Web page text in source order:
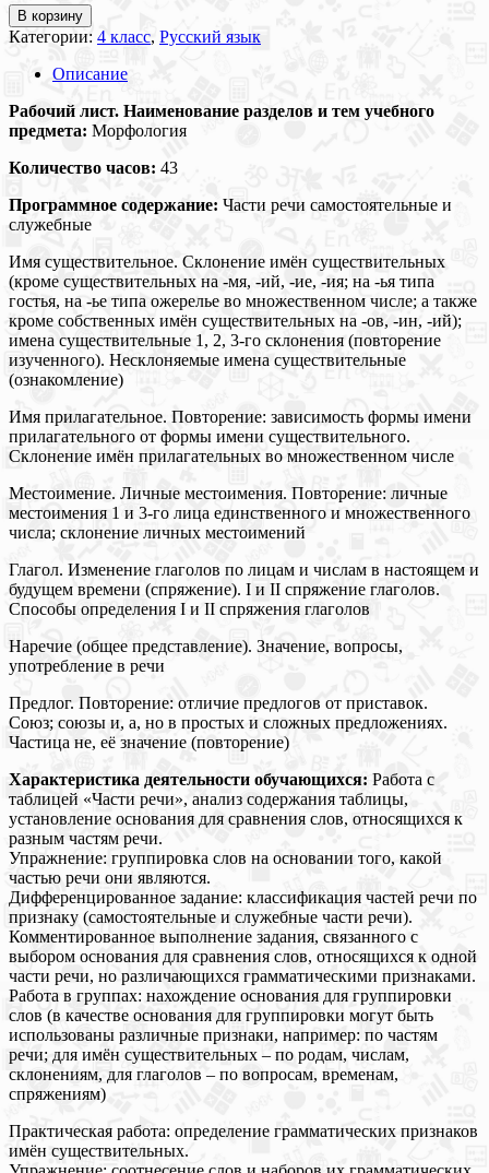
В корзину
Категории: 4 класс, Русский язык
Описание
Рабочий лист. Наименование разделов и тем учебного
предмета: Морфология
Количество часов: 43
Программное содержание: Части речи самостоятельные и
служебные
Имя существительное. Склонение имён существительных
(кроме существительных на -мя, -ий, -ие, -ия; на -ья типа
гостья, на -ье типа ожерелье во множественном числе; а также
кроме собственных имён существительных на -ов, -ин, -ий);
имена существительные 1, 2, 3-го склонения (повторение
изученного). Несклоняемые имена существительные
(ознакомление)
Имя прилагательное. Повторение: зависимость формы имени
прилагательного от формы имени существительного.
Склонение имён прилагательных во множественном числе
Местоимение. Личные местоимения. Повторение: личные
местоимения 1 и 3-го лица единственного и множественного
числа; склонение личных местоимений
Глагол. Изменение глаголов по лицам и числам в настоящем и
будущем времени (спряжение). І и ІІ спряжение глаголов.
Способы определения I и II спряжения глаголов
Наречие (общее представление). Значение, вопросы,
употребление в речи
Предлог. Повторение: отличие предлогов от приставок.
Союз; союзы и, а, но в простых и сложных предложениях.
Частица не, её значение (повторение)
Характеристика деятельности обучающихся: Работа с
таблицей «Части речи», анализ содержания таблицы,
установление основания для сравнения слов, относящихся к
разным частям речи.
Упражнение: группировка слов на основании того, какой
частью речи они являются.
Дифференцированное задание: классификация частей речи по
признаку (самостоятельные и служебные части речи).
Комментированное выполнение задания, связанного с
выбором основания для сравнения слов, относящихся к одной
части речи, но различающихся грамматическими признаками.
Работа в группах: нахождение основания для группировки
слов (в качестве основания для группировки могут быть
использованы различные признаки, например: по частям
речи; для имён существительных – по родам, числам,
склонениям, для глаголов – по вопросам, временам,
спряжениям)
Практическая работа: определение грамматических признаков
имён существительных.